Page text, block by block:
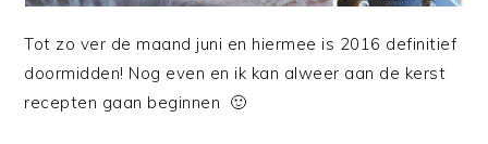
Tot zo ver de maand juni en hiermee is 2016 definitief
doormidden! Nog even en ik kan alweer aan de kerst
recepten gaan beginnen 🙂